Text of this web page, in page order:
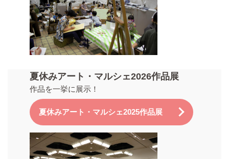
夏休みアート・マルシェ2026作品展
作品を一挙に展示！
夏休みアート・マルシェ2025作品展